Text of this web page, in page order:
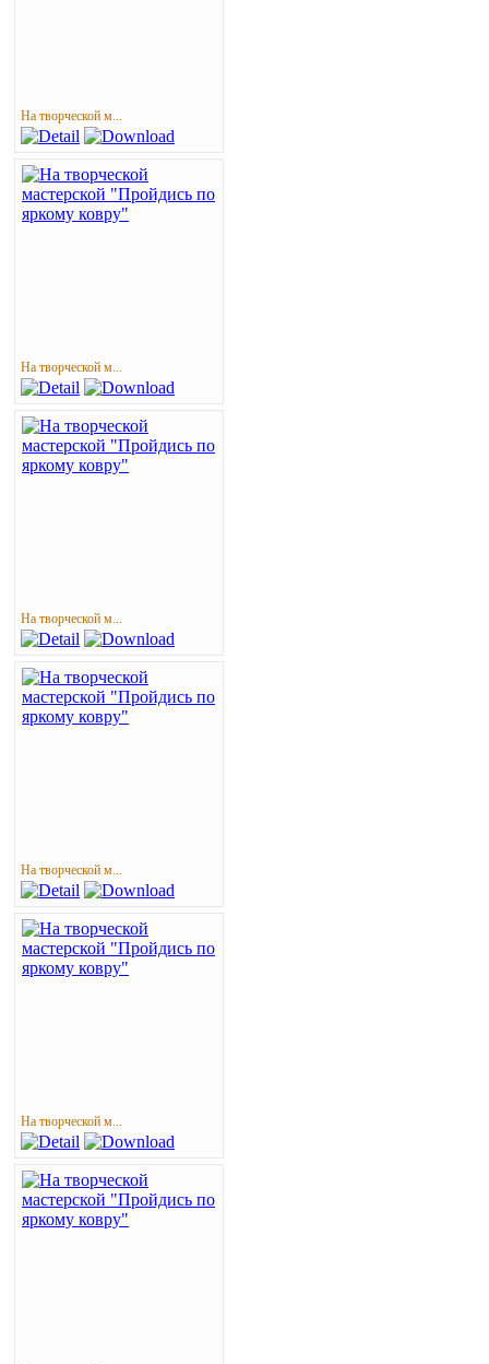
На творческой м...
На творческой м...
На творческой м...
На творческой м...
На творческой м...